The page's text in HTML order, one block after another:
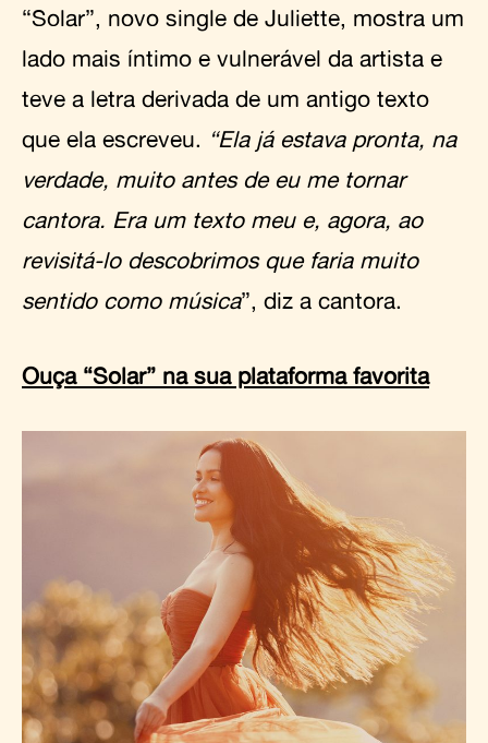
“Solar”, novo single de Juliette, mostra um
lado mais íntimo e vulnerável da artista e
teve a letra derivada de um antigo texto
que ela escreveu. “Ela já estava pronta, na
verdade, muito antes de eu me tornar
cantora. Era um texto meu e, agora, ao
revisitá-lo descobrimos que faria muito
sentido como música”, diz a cantora.
Ouça “Solar” na sua plataforma favorita